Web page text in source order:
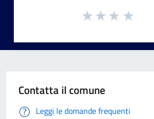
Contatta il comune
Leggi le domande frequenti